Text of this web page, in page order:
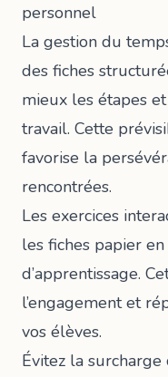
personnel
La gestion du
des fiches
mieux les étapes
travail. Cette
favorise la
rencontrées.
Les exercices
les fiches papier
d’apprentissage.
l’engagement et
vos élèves.
Évitez la